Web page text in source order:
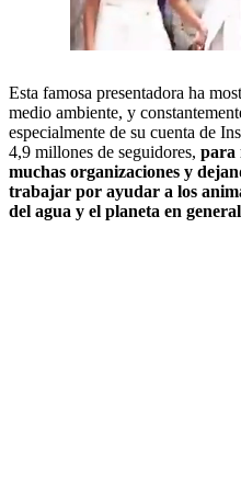
Esta famosa presentadora ha
medio ambiente, y
especialmente de su cuenta de
4,9 millones de seguidores, para
muchas organizaciones y
trabajar por ayudar a los
del agua y el planeta en